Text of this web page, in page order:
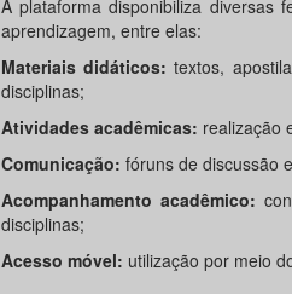
A plataforma disponibiliza diversas
aprendizagem, entre elas:
Materiais didáticos: textos,
disciplinas;
Atividades acadêmicas: realização
Comunicação: fóruns de discussão
Acompanhamento acadêmico:
disciplinas;
Acesso móvel: utilização por meio